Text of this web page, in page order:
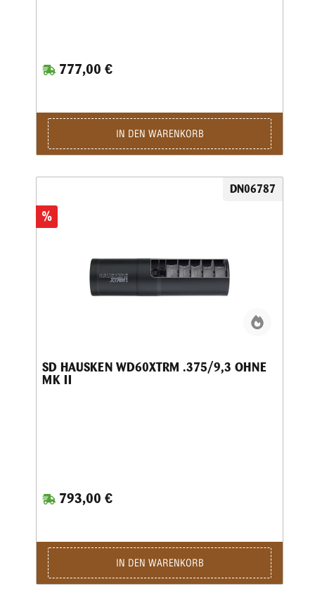
777,00 €
IN DEN WARENKORB
%
DN06787
SD HAUSKEN WD60XTRM .375/9,3 OHNE
MK II
793,00 €
IN DEN WARENKORB